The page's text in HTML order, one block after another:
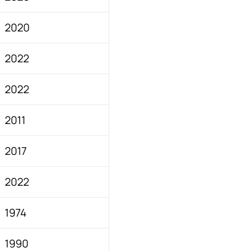
2020
2022
2022
2011
2017
2022
1974
1990